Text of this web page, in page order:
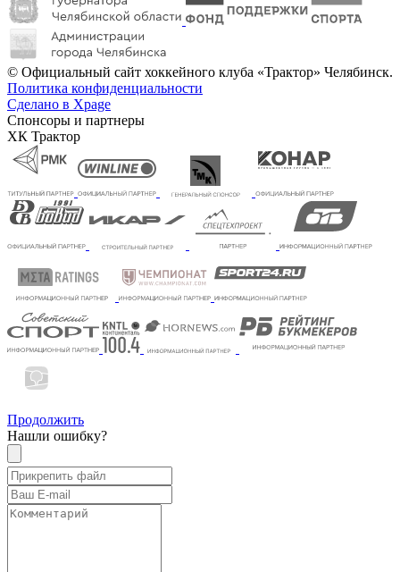
© Официальный сайт хоккейного клуба «Трактор» Челябинск.
Политика конфиденциальности
Сделано в Xpage
Спонсоры и партнеры
ХК Трактор
Продолжить
Нашли ошибку?